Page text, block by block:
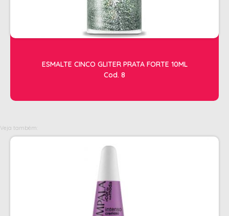
OLEOS
PELE
ALCOOL
DETERGENTE ENZIMÁTICO
LUVAS + MASCARAS
REMOVEDOR DE TINTURA
TOALHA
ESMALTE CINCO GLITER PRATA FORTE 10ML
Cod. 8
Veja também: